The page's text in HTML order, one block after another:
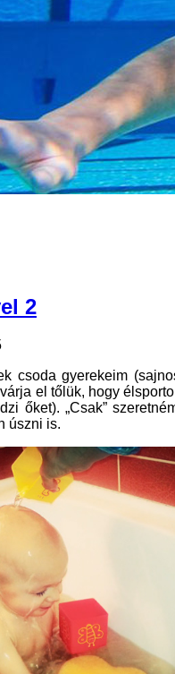
2
csoda gyerekeim
el tőlük, hogy
őket). „Csak”
úszni is.